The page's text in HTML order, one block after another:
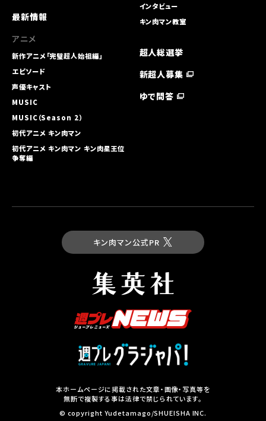
キン肉マン 第93巻
集英社の本
最新情報
アニメ
新作アニメ「完璧超人始祖編」
エピソード
声優キャスト
MUSIC
MUSIC（Season 2）
初代アニメ キン⾁マン
初代アニメ キン⾁マン キン⾁星王位
争奪編
インタビュー
キン肉マン教室
超人総選挙
新超人募集
ゆで問答
キン肉マン公式PR
本ホームページに掲載された文章・画像・写真等を
無断で複製する事は法律で禁じられています。
© copyright Yudetamago/SHUEISHA INC.